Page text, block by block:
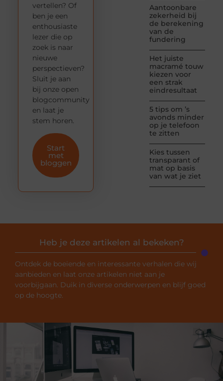
Aantoonbare
zekerheid bij
de berekening
van de
fundering
Het juiste
macramé touw
kiezen voor
een strak
eindresultaat
5 tips om ’s
avonds minder
op je telefoon
te zitten
Kies tussen
transparant of
mat op basis
van wat je ziet
vertellen? Of
ben je een
enthousiaste
lezer die op
zoek is naar
nieuwe
perspectieven?
Sluit je aan
bij onze open
blogcommunity
en laat je
stem horen.
Start
met
bloggen
Heb je deze artikelen al bekeken?
Ontdek de boeiende en interessante verhalen die wij
aanbieden en laat onze artikelen niet aan je
voorbijgaan. Duik in diverse onderwerpen en blijf goed
op de hoogte.